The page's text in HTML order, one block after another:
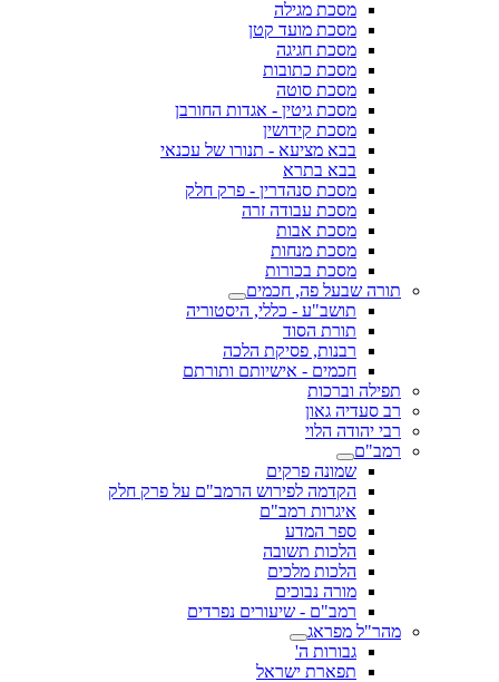
מסכת מגילה
מסכת מועד קטן
מסכת חגיגה
מסכת כתובות
מסכת סוטה
מסכת גיטין - אגדות החורבן
מסכת קידושין
בבא מציעא - תנורו של עכנאי
בבא בתרא
מסכת סנהדרין - פרק חלק
מסכת עבודה זרה
מסכת אבות
מסכת מנחות
מסכת בכורות
תורה שבעל פה, חכמים
תושב"ע - כללי, היסטוריה
תורת הסוד
רבנות, פסיקת הלכה
חכמים - אישיותם ותורתם
תפילה וברכות
רב סעדיה גאון
רבי יהודה הלוי
רמב"ם
שמונה פרקים
הקדמה לפירוש הרמב"ם על פרק חלק
איגרות רמב"ם
ספר המדע
הלכות תשובה
הלכות מלכים
מורה נבוכים
רמב"ם - שיעורים נפרדים
מהר"ל מפראג
גבורות ה'
תפארת ישראל